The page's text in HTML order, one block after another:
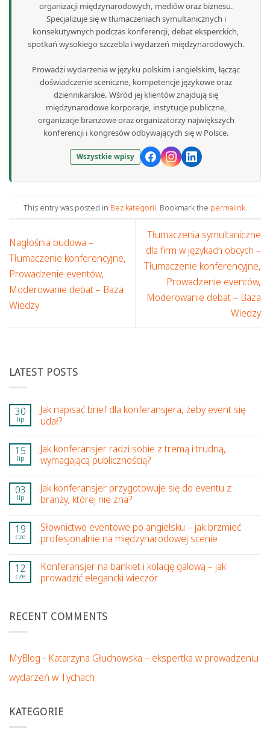
organizacji międzynarodowych, mediów oraz biznesu.
Specjalizuje się w tłumaczeniach symultanicznych i
konsekutywnych podczas konferencji, debat eksperckich,
spotkań wysokiego szczebla i wydarzeń międzynarodowych.
Prowadzi wydarzenia w języku polskim i angielskim, łącząc
doświadczenie sceniczne, kompetencje językowe oraz
dziennikarskie. Wśród jej klientów znajdują się
międzynarodowe korporacje, instytucje publiczne,
organizacje branżowe oraz organizatorzy największych
konferencji i kongresów odbywających się w Polsce.
Wszystkie wpisy
This entry was posted in Bez kategorii. Bookmark the permalink.
Nagłośnia budowa –
Tłumaczenie konferencyjne,
Prowadzenie eventów,
Moderowanie debat – Baza
Wiedzy
Tłumaczenia symultaniczne
dla firm w językach obcych –
Tłumaczenie konferencyjne,
Prowadzenie eventów,
Moderowanie debat – Baza
Wiedzy
LATEST POSTS
30
lip
Jak napisać brief dla konferansjera, żeby event się
udał?
15
lip
Jak konferansjer radzi sobie z tremą i trudną,
wymagającą publicznością?
03
lip
Jak konferansjer przygotowuje się do eventu z
branży, której nie zna?
19
cze
Słownictwo eventowe po angielsku – jak brzmieć
profesjonalnie na międzynarodowej scenie
12
cze
Konferansjer na bankiet i kolację galową – jak
prowadzić elegancki wieczór
RECENT COMMENTS
MyBlog - Katarzyna Głuchowska – ekspertka w prowadzeniu
wydarzeń w Tychach
KATEGORIE